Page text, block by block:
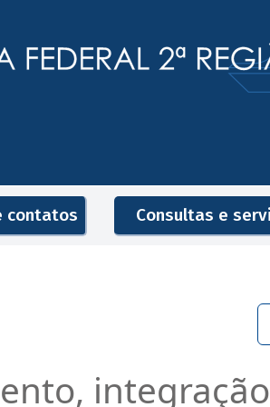
contatos Consultas e